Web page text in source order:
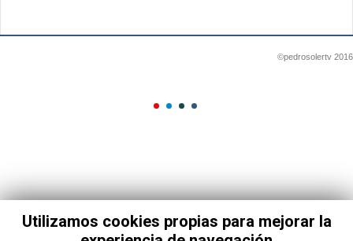
Utilizamos cookies propias para mejorar la
©pedrosolertv 2016